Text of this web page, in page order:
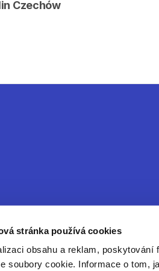
stránka používá cookies
obsahu a reklam,
soubory cookie. Informace o tom,
Czechów
v České republice